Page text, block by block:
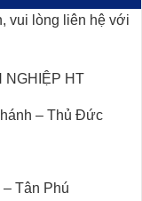
vui lòng liên hệ với
NGHIỆP HT
– Thủ Đức
Tân Phú